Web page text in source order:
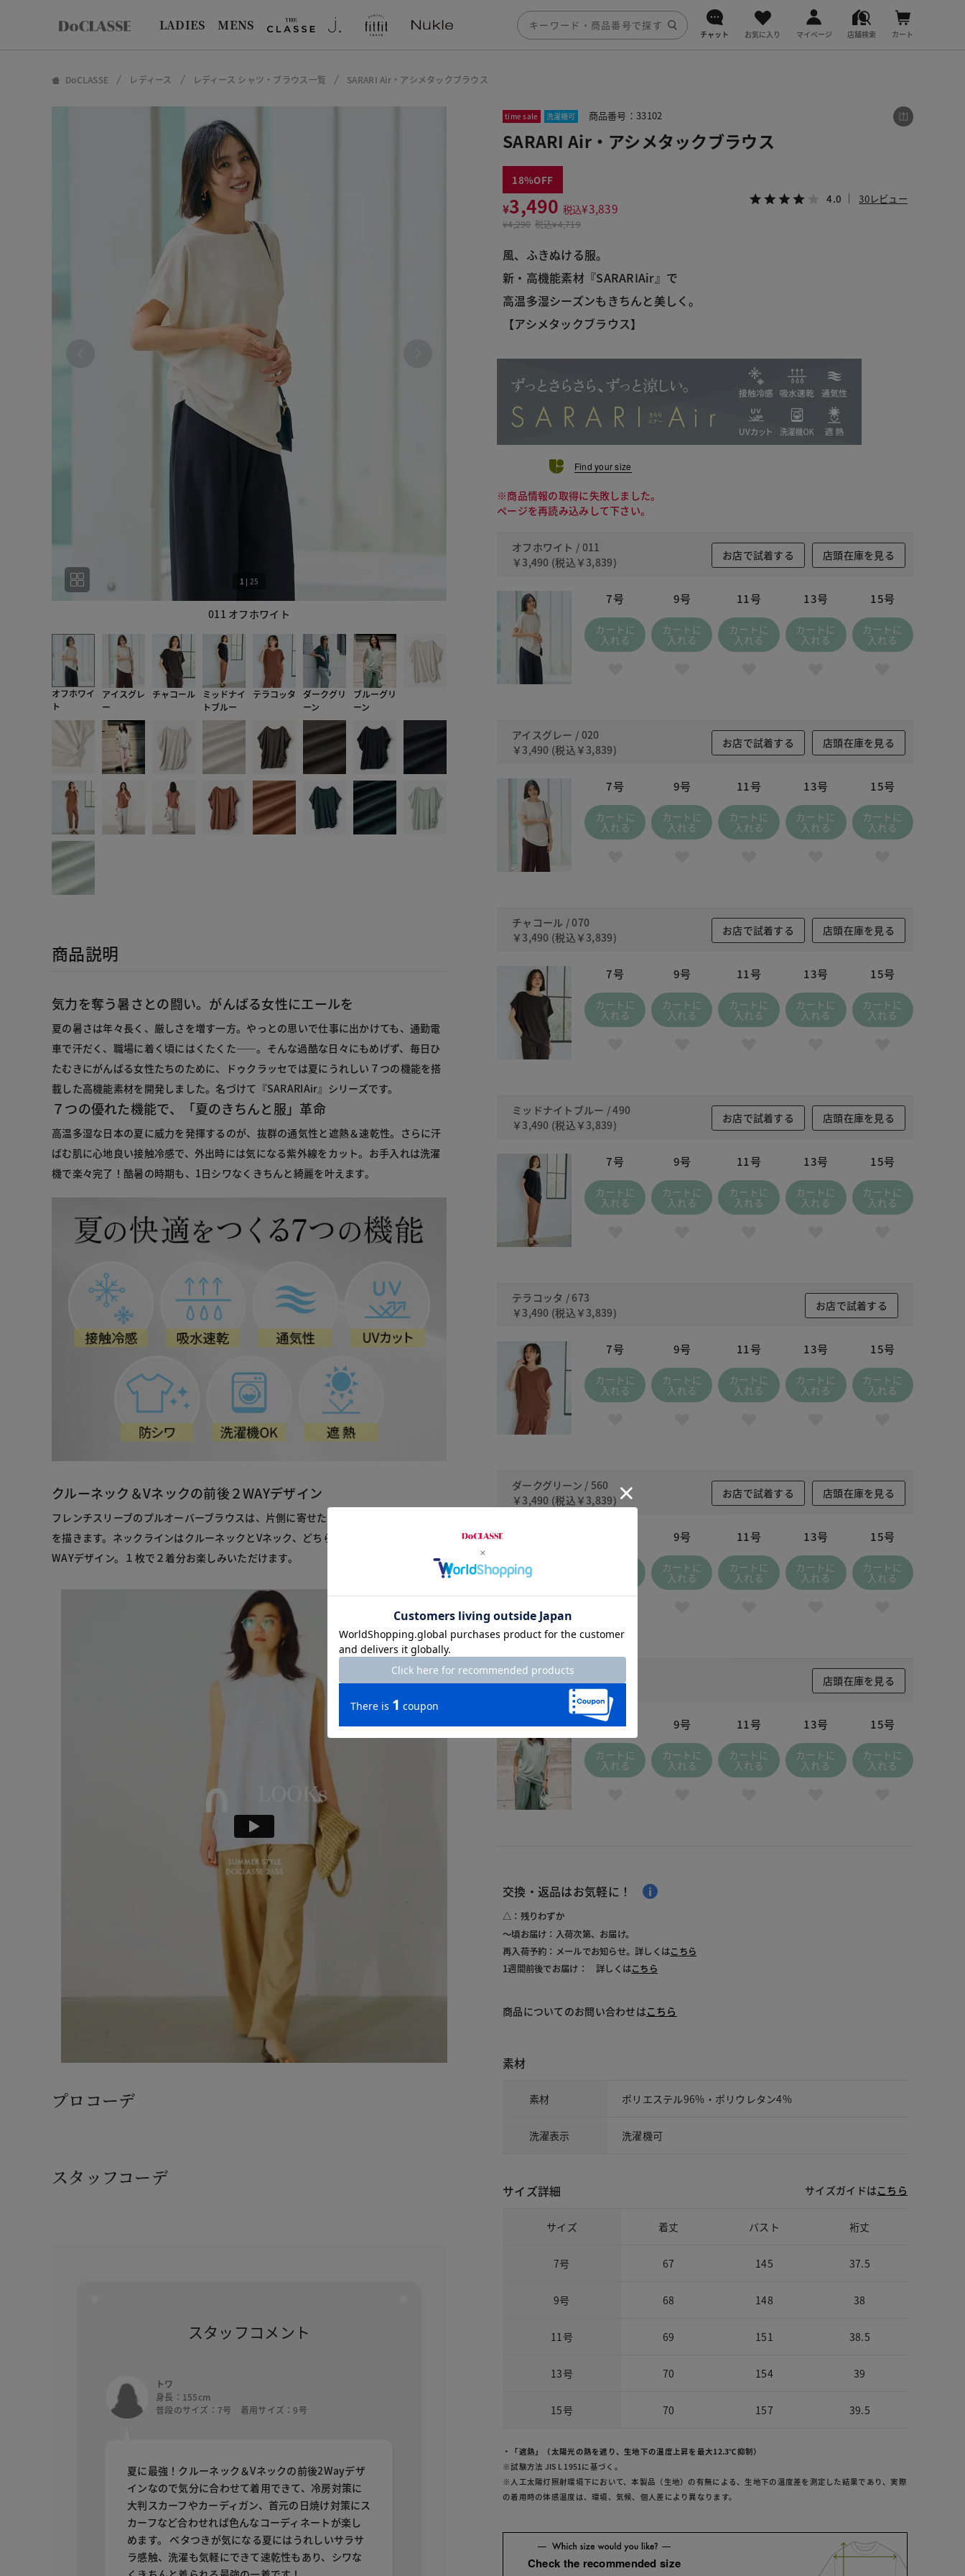
LADIES MENS
チャット お気に入り マイページ 店舗検索 カート
DoCLASSE レディース レディース シャツ・ブラウス一覧 SARARI Air・アシメタックブラウス
011 オフホワイト
1 | 25
オフホワイ
ト
アイスグレ
ー
チャコール
ミッドナイ
トブルー
テラコッタ
ダークグリ
ーン
ブルーグリ
ーン
商品説明
気力を奪う暑さとの闘い。がんばる女性にエールを
夏の暑さは年々長く、厳しさを増す一方。やっとの思いで仕事に出かけても、通勤電
車で汗だく、職場に着く頃にはくたくた――。そんな過酷な日々にもめげず、毎日ひ
たむきにがんばる女性たちのために、ドゥクラッセでは夏にうれしい７つの機能を搭
載した高機能素材を開発しました。名づけて『SARARIAir』シリーズです。
７つの優れた機能で、「夏のきちんと服」革命
高温多湿な日本の夏に威力を発揮するのが、抜群の通気性と遮熱＆速乾性。さらに汗
ばむ肌に心地良い接触冷感で、外出時には気になる紫外線をカット。お手入れは洗濯
機で楽々完了！酷暑の時期も、1日シワなくきちんと綺麗を叶えます。
クルーネック＆Vネックの前後２WAYデザイン
フレンチスリーブのプルオーバーブラウスは、片側に寄せたタックが美しいドレープ
を描きます。ネックラインはクルーネックとVネック、どちらを前にしても着られる２
WAYデザイン。１枚で２着分お楽しみいただけます。
プロコーデ
スタッフコーデ
スタッフコメント
トワ
身長：155cm
普段のサイズ：7号 着用サイズ：9号
夏に最強！クルーネック＆Vネックの前後2Wayデザ
インなので気分に合わせて着用できて、冷房対策に
大判スカーフやカーディガン、首元の日焼け対策にス
カーフなど合わせれば色んなコーディネートが楽し
めます。 ベタつきが気になる夏にはうれしいサラサ
ラ感触、洗濯も気軽にできて速乾性もあり、シワな
time sale 洗濯機可 商品番号：33102
SARARI Air・アシメタックブラウス
18
¥3,490 税込¥3,839
¥4,290 税込¥4,719
4.0 30レビュー
風、ふきぬける服。
新・高機能素材『SARARIAir』で
高温多湿シーズンもきちんと美しく。
【アシメタックブラウス】
Find your size
※商品情報の取得に失敗しました。
ページを再読み込みして下さい。
オフホワイト / 011
￥3,490 (税込 ￥3,839)
お店で試着する 店頭在庫を見る
7号
カートに
入れる
9号
カートに
入れる
11号
カートに
入れる
13号
カートに
入れる
15号
カートに
入れる
アイスグレー / 020
￥3,490 (税込 ￥3,839)
お店で試着する 店頭在庫を見る
7号
カートに
入れる
9号
カートに
入れる
11号
カートに
入れる
13号
カートに
入れる
15号
カートに
入れる
チャコール / 070
￥3,490 (税込 ￥3,839)
お店で試着する 店頭在庫を見る
7号
カートに
入れる
9号
カートに
入れる
11号
カートに
入れる
13号
カートに
入れる
15号
カートに
入れる
ミッドナイトブルー / 490
￥3,490 (税込 ￥3,839)
お店で試着する 店頭在庫を見る
7号
カートに
入れる
9号
カートに
入れる
11号
カートに
入れる
13号
カートに
入れる
15号
カートに
入れる
テラコッタ / 673
￥3,490 (税込 ￥3,839)
お店で試着する
7号
カートに
入れる
9号
カートに
入れる
11号
カートに
入れる
13号
カートに
入れる
15号
カートに
入れる
ダークグリーン / 560
￥3,490 (税込 ￥3,839)
お店で試着する 店頭在庫を見る
9号
カートに
入れる
11号
カートに
入れる
13号
カートに
入れる
15号
カートに
入れる
ブルーグリーン / 505
￥3,490(税込￥3,839)
店頭在庫を見る
7号
カートに
入れる
9号
カートに
入れる
11号
カートに
入れる
13号
カートに
入れる
15号
カートに
入れる
交換・返品はお気軽に！
△：残りわずか
～頃お届け：入荷次第、お届け。
再入荷予約：メールでお知らせ。詳しくはこちら
1週間前後でお届け： 詳しくはこちら
商品についてのお問い合わせはこちら
素材
素材 ポリエステル96%・ポリウレタン4%
洗濯表示 洗濯機可
サイズ詳細 サイズガイドはこちら
サイズ 着丈 バスト 裄丈
7号 67 145 37.5
9号 68 148 38
11号 69 151 38.5
13号 70 154 39
15号 70 157 39.5
・「遮熱」（太陽光の熱を遮り、生地下の温度上昇を最大12.3℃抑制）
※試験方法 JIS L 1951に基づく。
※人工太陽灯照射環境下において、本製品（生地）の有無による、生地下の温度差を測定した結果であり、実際
の着用時の体感温度は、環境、気候、個人差により異なります。
Check the recommended size